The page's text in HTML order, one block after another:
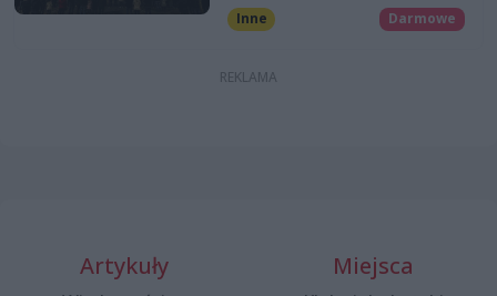
Inne Darmowe
Artykuły Miejsca